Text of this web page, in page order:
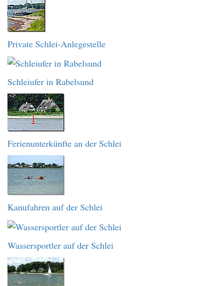
Private Schlei-Anlegestelle
Schleiufer in Rabelsund
Ferienunterkünfte an der Schlei
Kanufahren auf der Schlei
Wassersportler auf der Schlei